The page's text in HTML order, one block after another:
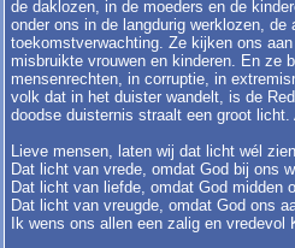
de daklozen, in de moeders en de
onder ons in de langdurig werklozen,
toekomstverwachting. Ze kijken ons
misbruikte vrouwen en kinderen. En ze
mensenrechten, in corruptie, in
volk dat in het duister wandelt, is de
doodse duisternis straalt een groot
Lieve mensen, laten wij dat licht wél
Dat licht van vrede, omdat God bij ons
Dat licht van liefde, omdat God midden
Dat licht van vreugde, omdat God ons
Ik wens ons allen een zalig en vredevol